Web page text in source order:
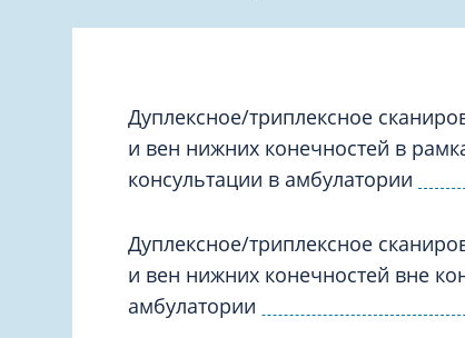
Гематология
Гинекология
Гирудотерапия
Диетология
Иммунология
Массаж
Дуплексное/триплексное
и вен нижних конечностей в
консультации в амбулатории
Дуплексное/триплексное
и вен нижних конечностей вне
амбулатории